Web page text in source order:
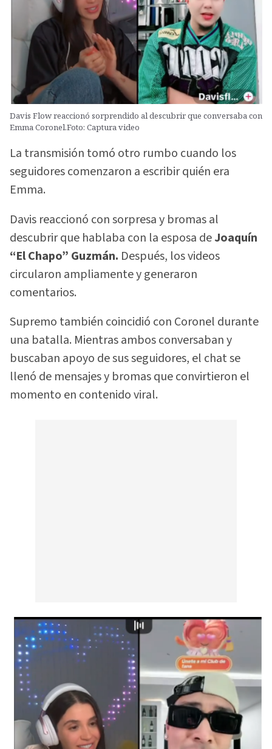
Davis Flow reaccionó sorprendido al descubrir que conversaba con
Emma Coronel.Foto: Captura video
La transmisión tomó otro rumbo cuando los
seguidores comenzaron a escribir quién era
Emma.
Davis reaccionó con sorpresa y bromas al
descubrir que hablaba con la esposa deJoaquín
“El Chapo” Guzmán. Después, los videos
circularon ampliamente y generaron
comentarios.
Supremo también coincidió con Coronel durante
una batalla. Mientras ambos conversaban y
buscaban apoyo de sus seguidores, el chat se
llenó de mensajes y bromas que convirtieron el
momento en contenido viral.